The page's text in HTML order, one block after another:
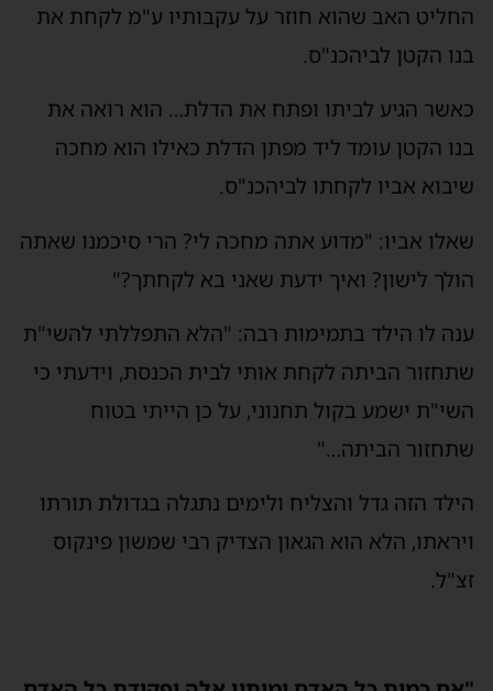
החליט האב שהוא חוזר על עקבותיו ע"מ לקחת את
בנו הקטן לביהכנ"ס.
כאשר הגיע לביתו ופתח את הדלת… הוא רואה את
בנו הקטן עומד ליד מפתן הדלת כאילו הוא מחכה
שיבוא אביו לקחתו לביהכנ"ס.
שאלו אביו: "מדוע אתה מחכה לי? הרי סיכמנו שאתה
הולך לישון? ואיך ידעת שאני בא לקחתך?"
ענה לו הילד בתמימות רבה: "הלא התפללתי להשי"ת
שתחזור הביתה לקחת אותי לבית הכנסת, וידעתי כי
השי"ת ישמע בקול תחנוני, על כן הייתי בטוח
שתחזור הביתה…"
הילד הזה גדל והצליח ולימים נתגלה בגדולת תורתו
ויראתו, הלא הוא הגאון הצדיק רבי שמשון פינקוס
זצ"ל.